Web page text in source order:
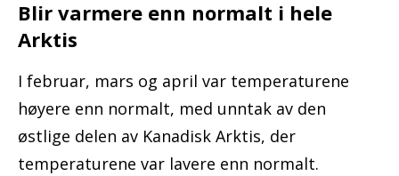
Blir varmere enn normalt i hele
Arktis
I februar, mars og april var temperaturene
høyere enn normalt, med unntak av den
østlige delen av Kanadisk Arktis, der
temperaturene var lavere enn normalt.